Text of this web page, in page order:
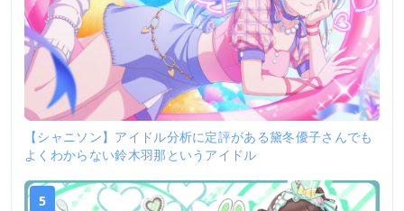
【シャニソン】アイドル分析に定評がある黛冬優子さんでも
よくわからない鈴木羽那というアイドル
5